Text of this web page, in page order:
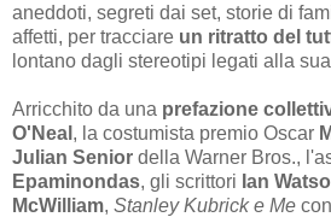
aneddoti, segreti dai set, storie di
affetti, per tracciare un ritratto del
lontano dagli stereotipi legati alla
Arricchito da una prefazione
O'Neal , la costumista premio Oscar
Julian Senior della Warner Bros.,
Epaminondas, gli scrittori Ian
McWilliam, Stanley Kubrick e Me